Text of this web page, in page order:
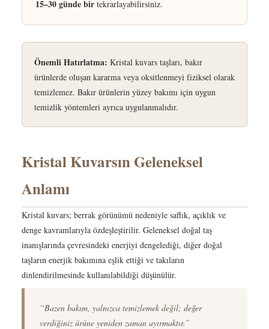
15–30 günde bir tekrarlayabilirsiniz.
Önemli Hatırlatma: Kristal kuvars taşları, bakır
ürünlerde oluşan kararma veya oksitlenmeyi fiziksel olarak
temizlemez. Bakır ürünlerin yüzey bakımı için uygun
temizlik yöntemleri ayrıca uygulanmalıdır.
Kristal Kuvarsın Geleneksel
Anlamı
Kristal kuvars; berrak görünümü nedeniyle saflık, açıklık ve
denge kavramlarıyla özdeşleştirilir. Geleneksel doğal taş
inanışlarında çevresindeki enerjiyi dengelediği, diğer doğal
taşların enerjik bakımına eşlik ettiği ve takıların
dinlendirilmesinde kullanılabildiği düşünülür.
“Bazen bakım, yalnızca temizlemek değil; değer
verdiğiniz ürüne yeniden zaman ayırmaktır.”